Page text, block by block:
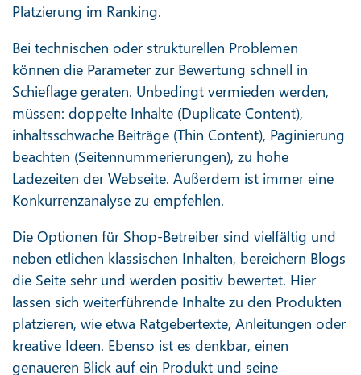
Platzierung im Ranking.
Bei technischen oder strukturellen Problemen
können die Parameter zur Bewertung schnell in
Schieflage geraten. Unbedingt vermieden werden,
müssen: doppelte Inhalte (Duplicate Content),
inhaltsschwache Beiträge (Thin Content), Paginierung
beachten (Seitennummerierungen), zu hohe
Ladezeiten der Webseite. Außerdem ist immer eine
Konkurrenzanalyse zu empfehlen.
Die Optionen für Shop-Betreiber sind vielfältig und
neben etlichen klassischen Inhalten, bereichern Blogs
die Seite sehr und werden positiv bewertet. Hier
lassen sich weiterführende Inhalte zu den Produkten
platzieren, wie etwa Ratgebertexte, Anleitungen oder
kreative Ideen. Ebenso ist es denkbar, einen
genaueren Blick auf ein Produkt und seine